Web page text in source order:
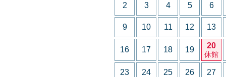
2 3 4 5 6
9 10 11 12 13
16 17 18 19 20
休館
23 24 25 26 27